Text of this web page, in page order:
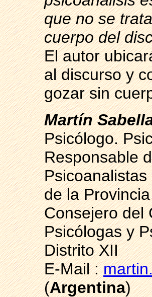
que no se
cuerpo del
El autor
al discurso y
gozar sin
Martín
Psicólogo.
Responsable
de la
Consejero del
Psicólogas y
Distrito XII
E-Mail :
(Argentina)